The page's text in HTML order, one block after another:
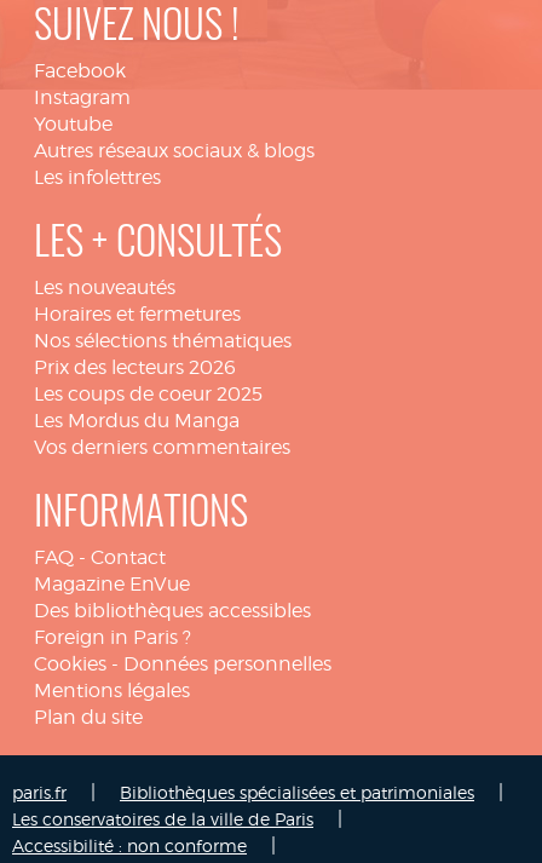
SUIVEZ NOUS !
Facebook
Instagram
Youtube
Autres réseaux sociaux & blogs
Les infolettres
LES + CONSULTÉS
Les nouveautés
Horaires et fermetures
Nos sélections thématiques
Prix des lecteurs 2026
Les coups de coeur 2025
Les Mordus du Manga
Vos derniers commentaires
INFORMATIONS
FAQ - Contact
Magazine EnVue
Des bibliothèques accessibles
Foreign in Paris ?
Cookies - Données personnelles
Mentions légales
Plan du site
paris.fr Bibliothèques spécialisées et patrimoniales
Les conservatoires de la ville de Paris
Accessibilité : non conforme